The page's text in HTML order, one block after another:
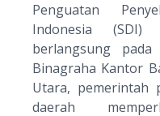
Penguatan
Indonesia (SDI)
berlangsung
Binagraha Kantor
Utara, pemerintah
daerah